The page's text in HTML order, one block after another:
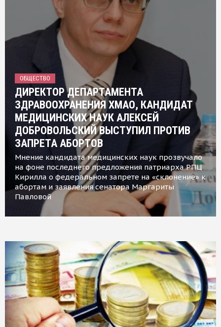
ОБЩЕСТВО
ДИРЕКТОР ДЕПАРТАМЕНТА
ЗДРАВООХРАНЕНИЯ ХМАО, КАНДИДАТ
МЕДИЦИНСКИХ НАУК АЛЕКСЕЙ
ДОБРОВОЛЬСКИЙ ВЫСТУПИЛ ПРОТИВ
ЗАПРЕТА АБОРТОВ
Мнение кандидата медицинских наук прозвучало
на фоне последнего предложения патриарха РПЦ
Кирилла о федеральном запрете на «склонение» к
абортам и заявления сенатора Маргариты
Павловой